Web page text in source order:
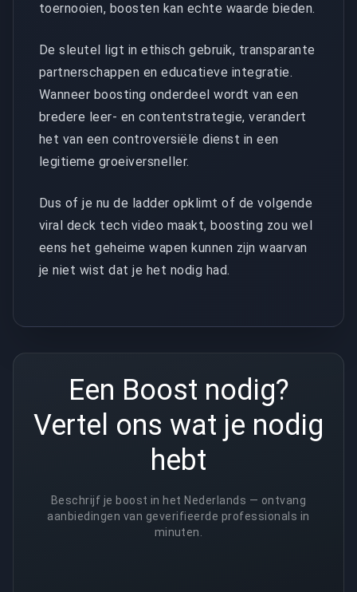
toernooien, boosten kan echte waarde bieden.
De sleutel ligt in ethisch gebruik, transparante
partnerschappen en educatieve integratie.
Wanneer boosting onderdeel wordt van een
bredere leer- en contentstrategie, verandert
het van een controversiële dienst in een
legitieme groeiversneller.
Dus of je nu de ladder opklimt of de volgende
viral deck tech video maakt, boosting zou wel
eens het geheime wapen kunnen zijn waarvan
je niet wist dat je het nodig had.
Een Boost nodig?
Vertel ons wat je nodig
hebt
Beschrijf je boost in het Nederlands — ontvang
aanbiedingen van geverifieerde professionals in
minuten.